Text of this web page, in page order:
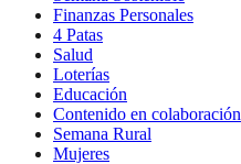
Finanzas Personales
4 Patas
Salud
Loterías
Educación
Contenido en colaboración
Semana Rural
Mujeres